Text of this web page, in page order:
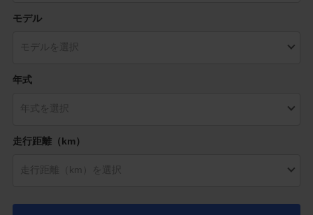
モデル
年式
走行距離（km）